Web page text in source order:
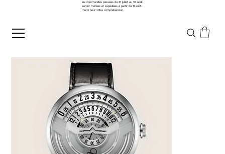
les commandes passées du 31 juillet au 10 août
seront traitées et expédiées à partir du 11 août.
merci pour votre compréhension.